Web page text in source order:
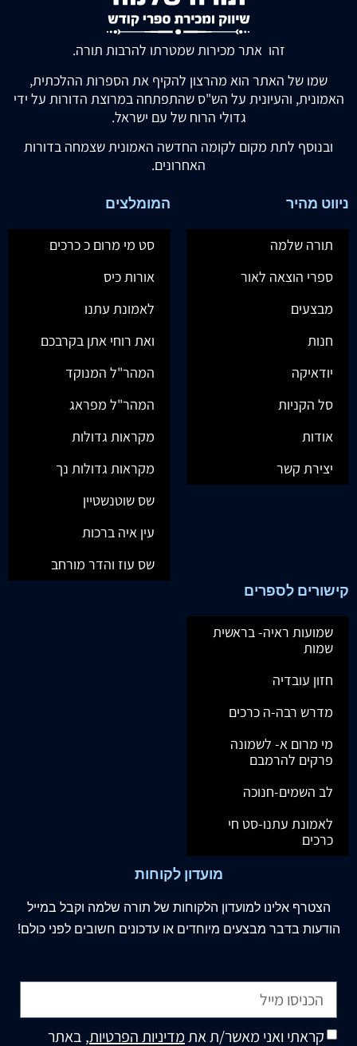
זהו אתר מכירות שמטרתו להרבות תורה.
שמו של האתר הוא מהרצון להקיף את הספרות ההלכתית,
האמונית, והעיונית על הש"ס שהתפתחה במרוצת הדורות על ידי
גדולי הרוח של עם ישראל.
ובנוסף לתת מקום לקומה החדשה האמונית שצמחה בדורות
האחרונים.
ניווט מהיר
תורה שלמה
ספרי הוצאה לאור
מבצעים
חנות
יודאיקה
סל הקניות
אודות
יצירת קשר
המומלצים
סט מי מרום כ כרכים
אורות כיס
לאמונת עתנו
ואת רוחי אתן בקרבכם
המהר"ל המנוקד
המהר"ל מפראג
מקראות גדולות
מקראות גדולות נך
שס שוטנשטיין
עין איה ברכות
שס עוז והדר מורחב
קישורים לספרים
שמועות ראיה- בראשית
שמות
חזון עובדיה
מדרש רבה-ה כרכים
מי מרום א- לשמונה
פרקים להרמבם
לב השמים-חנוכה
לאמונת עתנו-סט חי
כרכים
מועדון לקוחות
הצטרף אלינו למועדון הלקוחות של תורה שלמה וקבל במייל
הודעות בדבר מבצעים מיוחדים או עדכונים חשובים לפני כולם!
קראתי ואני מאשר/ת אתמדיניות הפרטיות, באתר